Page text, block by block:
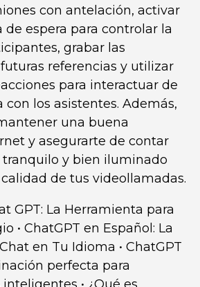
con antelación, activar
de espera para controlar la
grabar las
referencias y utilizar
para interactuar de
los asistentes. Además,
una buena
y asegurarte de contar
y bien iluminado
de tus videollamadas.
GPT: La Herramienta para
• ChatGPT en Español: La
en Tu Idioma • ChatGPT
perfecta para